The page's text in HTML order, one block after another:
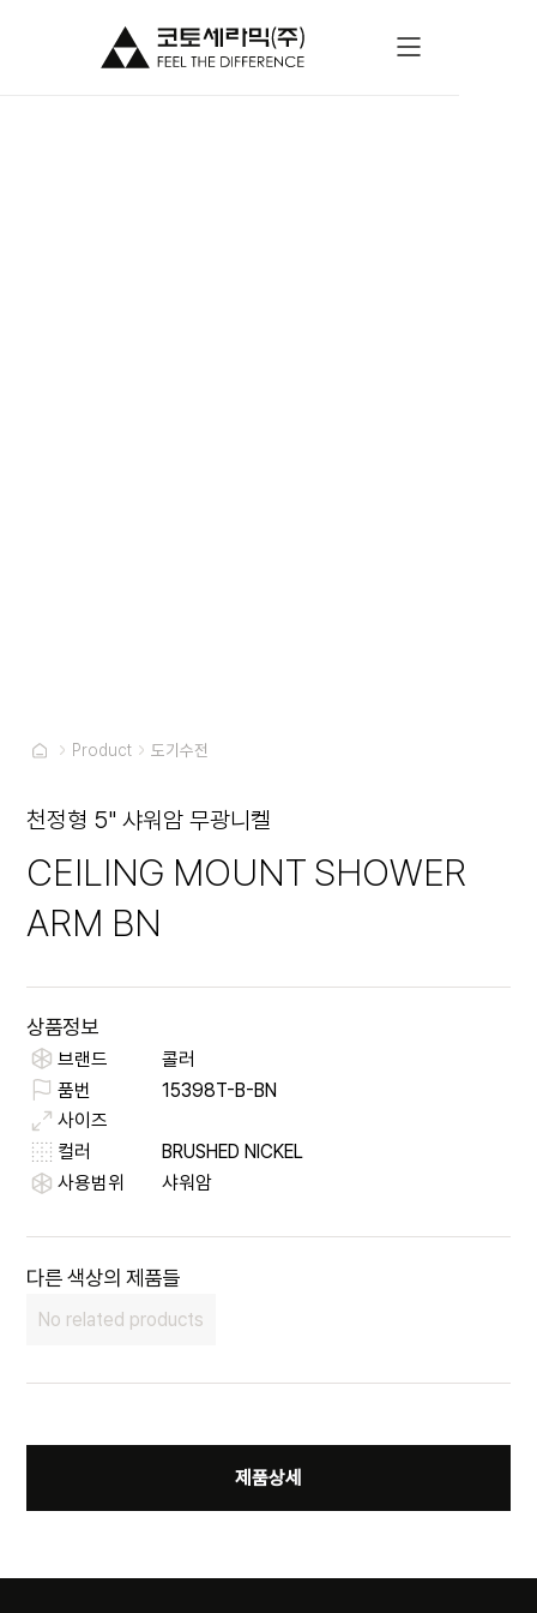
Product 도기수전
천정형 5" 샤워암 무광니켈
CEILING MOUNT SHOWER
ARM BN
상품정보
브랜드
콜러
품번
15398T-B-BN
사이즈
컬러
BRUSHED NICKEL
사용범위
샤워암
다른 색상의 제품들
No related products
제품상세